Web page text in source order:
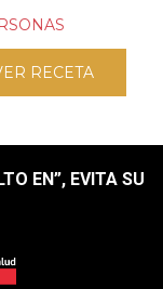
RECETA
EN”, EVITA SU